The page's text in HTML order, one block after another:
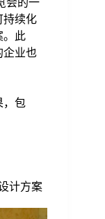
会的一
持续化
。此
企业也
，包
计方案